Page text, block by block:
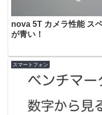
nova 5T カメラ性能 ス
が青い！
スマートフォン